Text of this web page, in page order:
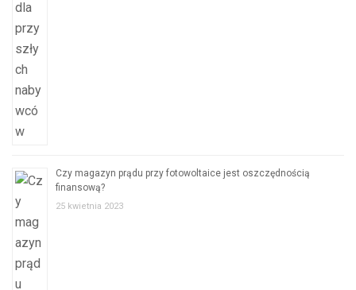
Czy magazyn prądu przy fotowoltaice jest oszczędnością
finansową?
25 kwietnia 2023